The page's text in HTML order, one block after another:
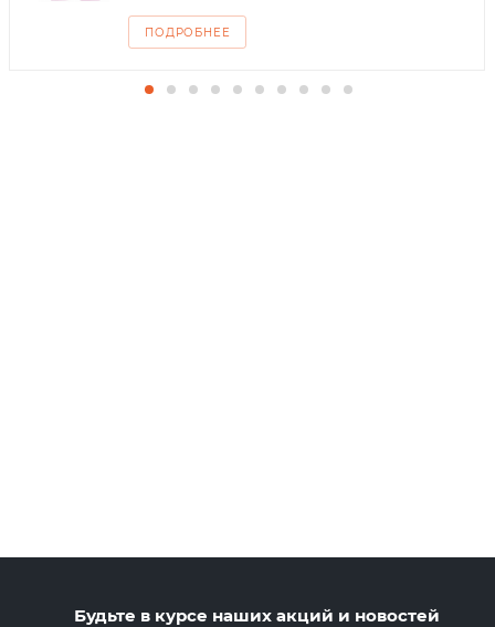
ПОДРОБНЕЕ
Будьте в курсе наших акций и новостей